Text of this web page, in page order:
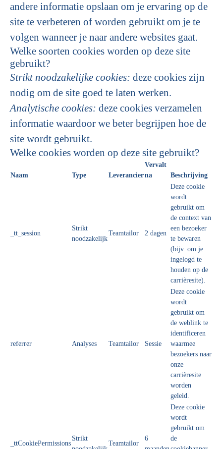
andere informatie opslaan om je ervaring op de
site te verbeteren of worden gebruikt om je te
volgen wanneer je naar andere websites gaat.
Welke soorten cookies worden op deze site
gebruikt?
Strikt noodzakelijke cookies: deze cookies zijn
nodig om de site goed te laten werken.
Analytische cookies: deze cookies verzamelen
informatie waardoor we beter begrijpen hoe de
site wordt gebruikt.
Welke cookies worden op deze site gebruikt?
Naam Type Leverancier
Vervalt
na
Beschrijving
_tt_session
Strikt
noodzakelijk
Teamtailor 2 dagen
Deze cookie
wordt
gebruikt om
de context van
een bezoeker
te bewaren
(bijv. om je
ingelogd te
houden op de
carrièresite).
referrer Analyses Teamtailor Sessie
Deze cookie
wordt
gebruikt om
de weblink te
identificeren
waarmee
bezoekers naar
onze
carrièresite
worden
geleid.
_ttCookiePermissions
Strikt
Teamtailor
6
Deze cookie
wordt
gebruikt om
de